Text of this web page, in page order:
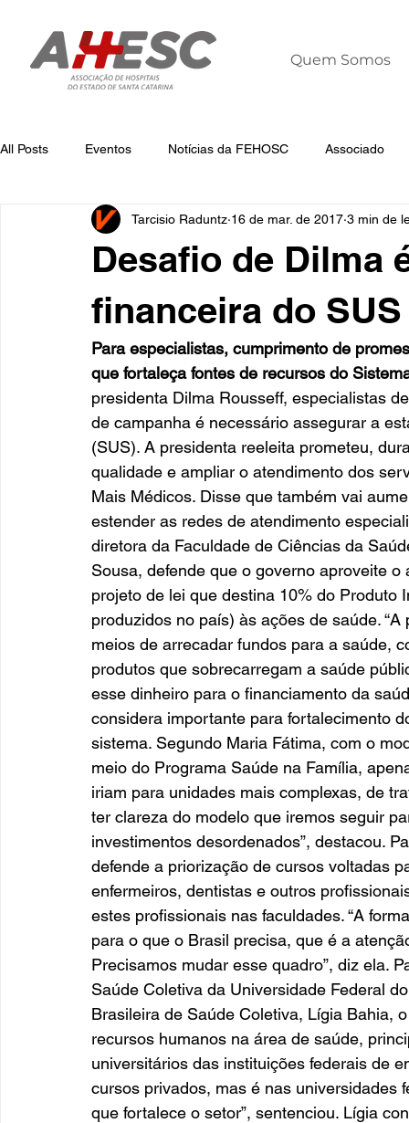
Quem Somos
All Posts Eventos Notícias da FEHOSC Associado
Notícias da AHESC Liderança Dia
Desafio de Dilma
financeira do SUS
Tarcisio Raduntz 16 de mar. de 2017 3 min de
Para especialistas, cumprimento de
que fortaleça fontes de recursos do
presidenta Dilma Rousseff, especialistas
de campanha é necessário assegurar a
(SUS). A presidenta reeleita prometeu,
qualidade e ampliar o atendimento dos
Mais Médicos. Disse que também vai
estender as redes de atendimento
diretora da Faculdade de Ciências da
Sousa, defende que o governo aproveite
projeto de lei que destina 10% do
produzidos no país) às ações de saúde.
meios de arrecadar fundos para a saúde,
produtos que sobrecarregam a saúde
esse dinheiro para o financiamento da
considera importante para fortalecimento
sistema. Segundo Maria Fátima, com o
meio do Programa Saúde na Família,
iriam para unidades mais complexas, de
ter clareza do modelo que iremos seguir
investimentos desordenados”, destacou.
defende a priorização de cursos voltadas
enfermeiros, dentistas e outros
estes profissionais nas faculdades. “A
para o que o Brasil precisa, que é a
Precisamos mudar esse quadro”, diz ela.
Saúde Coletiva da Universidade Federal
Brasileira de Saúde Coletiva, Lígia Bahia,
recursos humanos na área de saúde,
universitários das instituições federais de
cursos privados, mas é nas
que fortalece o setor”, sentenciou. Lígia